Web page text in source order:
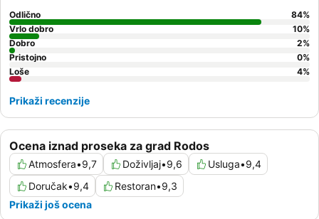
Ocena iznad proseka za grad Rodos
Atmosfera•9,7 Doživljaj•9,6 Usluga•9,4
Doručak•9,4 Restoran•9,3
Prikaži još ocena
Odlično 84%
Vrlo dobro
10%
Dobro
2%
Pristojno
0%
Loše
4%
Prikaži recenzije